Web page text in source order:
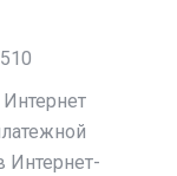
Интернет-